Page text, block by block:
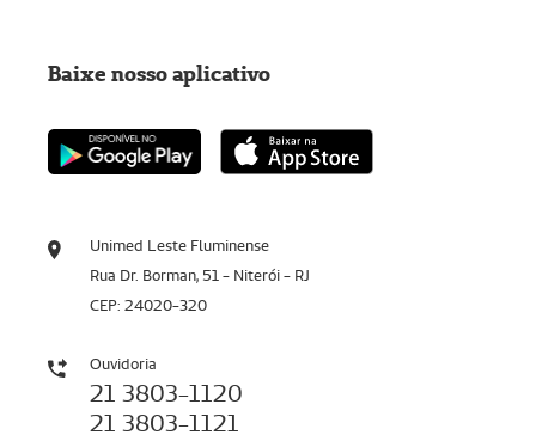
Unimed Leste Fluminense
Rua Dr. Borman, 51 - Niterói - RJ
CEP: 24020-320
Ouvidoria
21 3803-1120
21 3803-1121
Baixe nosso aplicativo